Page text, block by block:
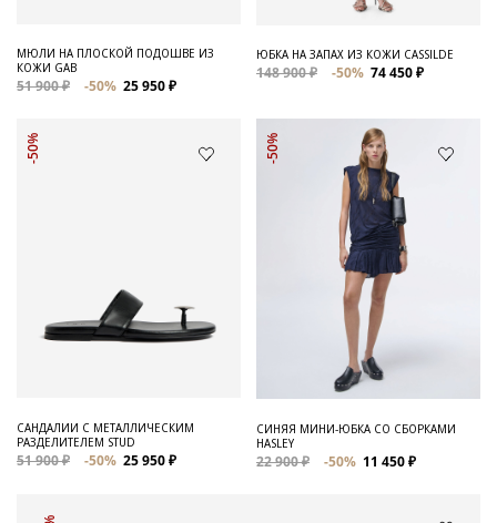
МЮЛИ НА ПЛОСКОЙ ПОДОШВЕ ИЗ
КОЖИ GAB
51 900 ₽ -50% 25 950 ₽
ЮБКА НА ЗАПАХ ИЗ КОЖИ CASSILDE
148 900 ₽ -50% 74 450 ₽
-50%
САНДАЛИИ С МЕТАЛЛИЧЕСКИМ
РАЗДЕЛИТЕЛЕМ STUD
51 900 ₽ -50% 25 950 ₽
-50%
СИНЯЯ МИНИ-ЮБКА СО СБОРКАМИ
HASLEY
22 900 ₽ -50% 11 450 ₽